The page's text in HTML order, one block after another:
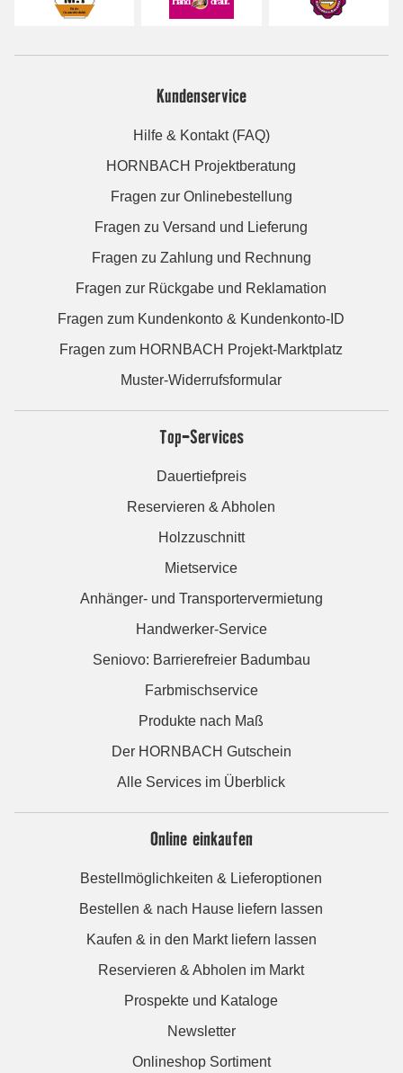
Kundenservice
Hilfe & Kontakt (FAQ)
HORNBACH Projektberatung
Fragen zur Onlinebestellung
Fragen zu Versand und Lieferung
Fragen zu Zahlung und Rechnung
Fragen zur Rückgabe und Reklamation
Fragen zum Kundenkonto & Kundenkonto-ID
Fragen zum HORNBACH Projekt-Marktplatz
Muster-Widerrufsformular
Top-Services
Dauertiefpreis
Reservieren & Abholen
Holzzuschnitt
Mietservice
Anhänger- und Transportervermietung
Handwerker-Service
Seniovo: Barrierefreier Badumbau
Farbmischservice
Produkte nach Maß
Der HORNBACH Gutschein
Alle Services im Überblick
Online einkaufen
Bestellmöglichkeiten & Lieferoptionen
Bestellen & nach Hause liefern lassen
Kaufen & in den Markt liefern lassen
Reservieren & Abholen im Markt
Prospekte und Kataloge
Newsletter
Onlineshop Sortiment